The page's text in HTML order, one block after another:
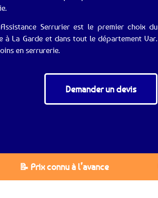
Serrurier est le premier choix du
à La Garde et dans tout le département Var.
en serrurerie.
Demander un devis
📝 Prix connu à l’avance